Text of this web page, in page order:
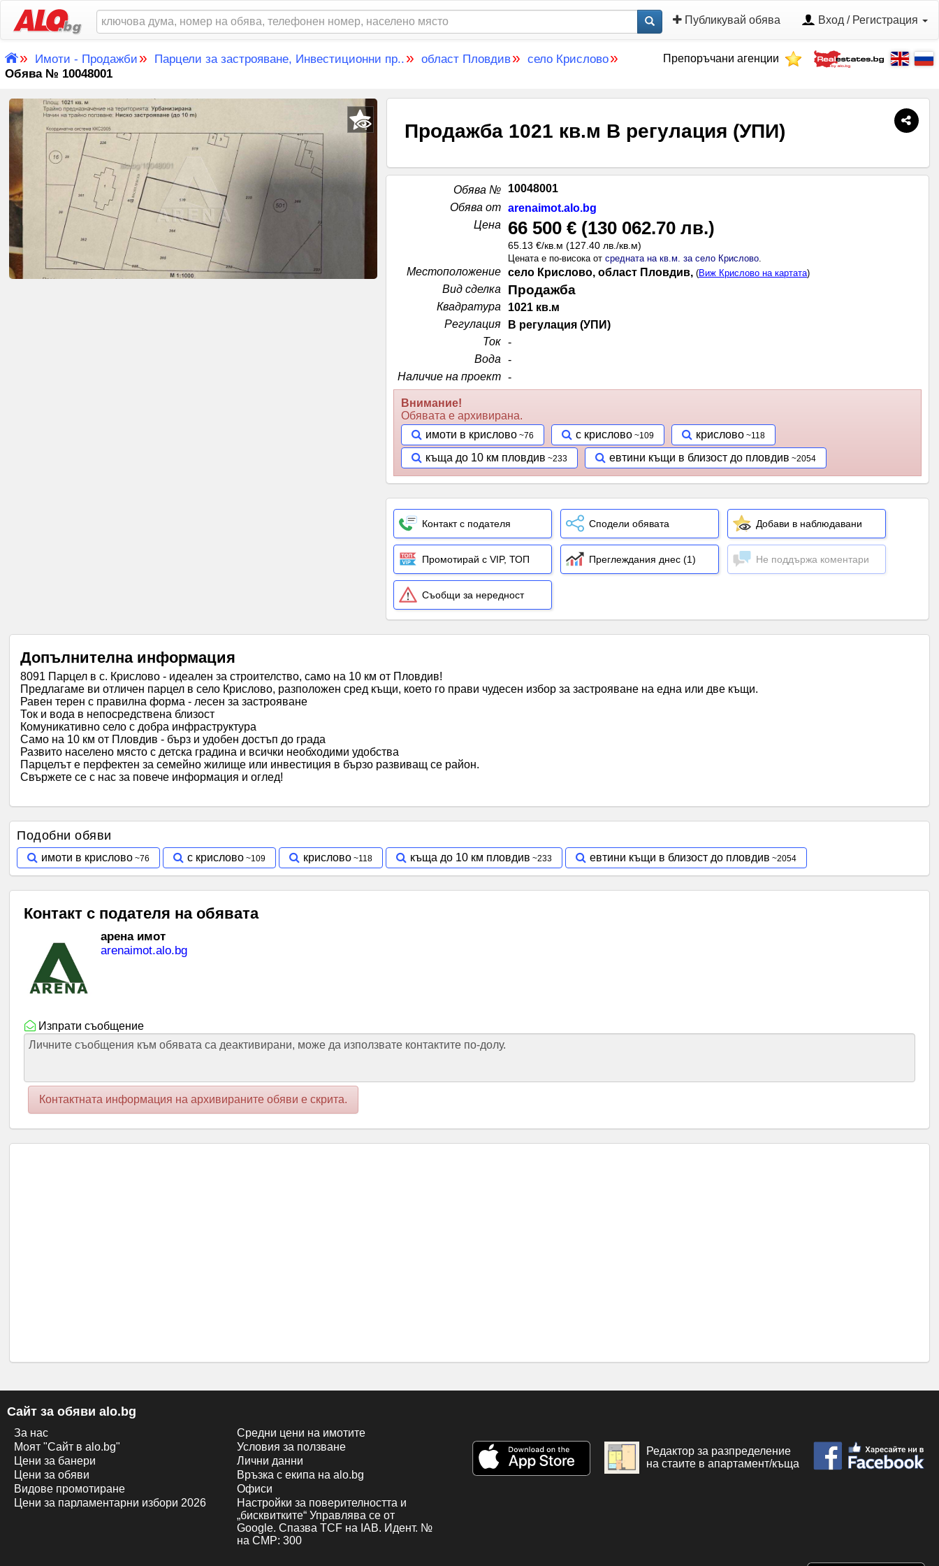
Публикувай обява Вход / Регистрация
Препоръчани агенции
» Имоти - Продажби » Парцели за застрояване, Инвестиционни пр.. » област Пловдив» село Крислово»
Обява № 10048001
Продажба 1021 кв.м В регулация (УПИ)
Обява №
10048001
Обява от arenaimot.alo.bg
Цена
66 500 € (130 062.70 лв.)
65.13 €/кв.м (127.40 лв./кв.м)
Цената е по-висока отсредната на кв.м. за село Крислово
Местоположение село Крислово, област Пловдив,(Виж Крислово на картата)
Вид сделка Продажба
Квадратура
1021 кв.м
Регулация
В регулация (УПИ)
Ток -
Вода
-
Наличие на проект -
Внимание!
Обявата е архивирана.
имоти в крислово
с крислово
крислово
къща до 10 км пловдив
евтини къщи в близост до пловдив
Контакт с подателя Сподели обявата Добави в наблюдавани
Промотирай с VIP, ТОП Преглеждания днес (1) Не поддържа коментари
Съобщи за нередност
Допълнителна информация
8091 Парцел в с. Крислово - идеален за строителство, само на 10 км от Пловдив!
Предлагаме ви отличен парцел в село Крислово, разположен сред къщи, което го прави чудесен избор за застрояване на една или две къщи.
Равен терен с правилна форма - лесен за застрояване
Ток и вода в непосредствена близост
Комуникативно село с добра инфраструктура
Само на 10 км от Пловдив - бърз и удобен достъп до града
Развито населено място с детска градина и всички необходими удобства
Парцелът е перфектен за семейно жилище или инвестиция в бързо развиващ се район.
Свържете се с нас за повече информация и оглед!
Подобни обяви
имоти в крислово с крислово крислово къща до 10 км пловдив евтини къщи в близост до пловдив
Контакт с подателя на обявата
арена имот
arenaimot.alo.bg
Изпрати съобщение
Личните съобщения към обявата са деактивирани, може да използвате контактите по-долу.
Контактната информация на архивираните обяви е скрита.
Сайт за обяви alo.bg
За нас
Моят "Сайт в alo.bg"
Цени за банери
Цени за обяви
Видове промотиране
Цени за парламентарни избори 2026
Средни цени на имотите
Условия за ползване
Лични данни
Връзка с екипa на alo.bg
Офиси
Настройки за поверителността и
„бисквитките“ Управлява се от
Google. Спазва TCF на IAB. Идент. №
на CMP: 300
Редактор за разпределение
на стаите в апартамент/къща